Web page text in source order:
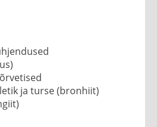
ja turse (bronhiit)